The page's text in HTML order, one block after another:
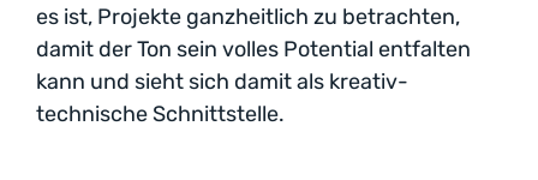
es ist, Projekte ganzheitlich zu betrachten,
damit der Ton sein volles Potential entfalten
kann und sieht sich damit als kreativ-
technische Schnittstelle.